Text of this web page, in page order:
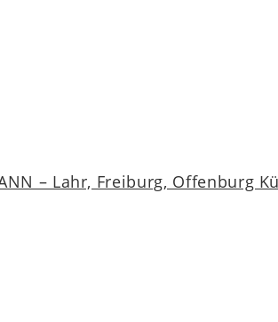
– Lahr, Freiburg,